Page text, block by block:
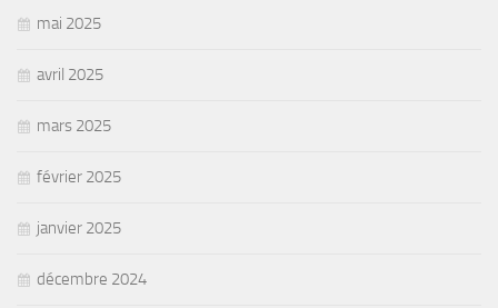
mai 2025
avril 2025
mars 2025
février 2025
janvier 2025
décembre 2024